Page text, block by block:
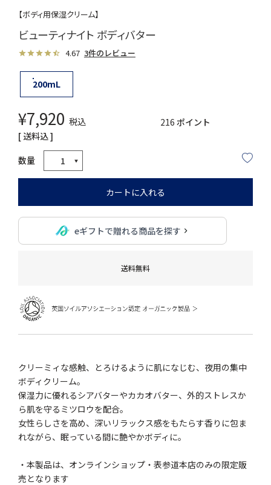
【ボディ用保湿クリーム】
ビューティナイト ボディバター
4.67 3件のレビュー
200mL
¥7,920 税込 216 ポイント
送料込
カートに入れる
eギフトで贈れる商品を探す
送料無料
クリーミィな感触、とろけるように肌になじむ、夜用の集中
ボディクリーム。
保湿力に優れるシアバターやカカオバター、外的ストレスか
ら肌を守るミツロウを配合。
女性らしさを高め、深いリラックス感をもたらす香りに包ま
れながら、眠っている間に艶やかボディに。
・本製品は、オンラインショップ・表参道本店のみの限定販
売となります